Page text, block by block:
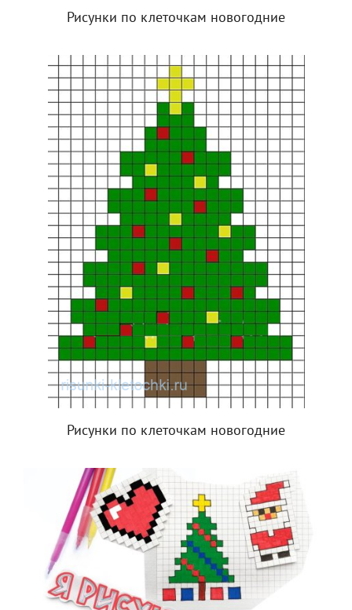
Рисунки по клеточкам новогодние
Рисунки по клеточкам новогодние